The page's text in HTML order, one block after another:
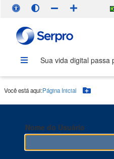
Sua vida digital passa
Você está aqui:Página Inicial Botão
Nome do Usuário